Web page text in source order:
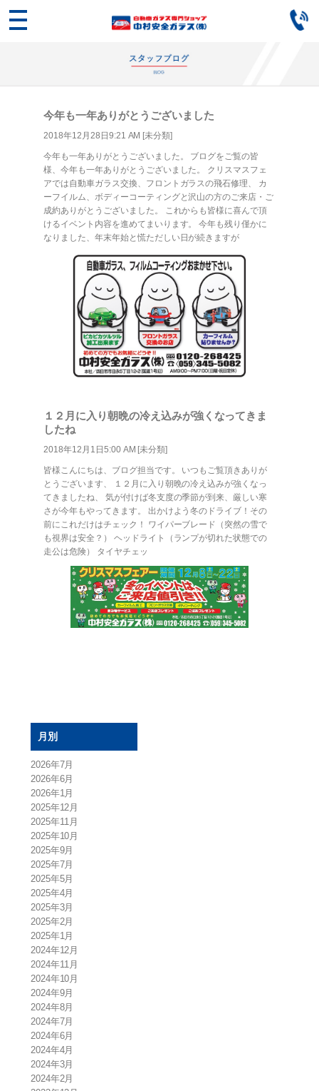
今年も一年ありがとうございました
2018年12月28日9:21 AM [未分類]
今年も一年ありがとうございました。 ブログをご覧の皆
様、今年も一年ありがとうございました。 クリスマスフェ
アでは自動車ガラス交換、フロントガラスの飛石修理、 カ
ーフイルム、ボディーコーティングと沢山の方のご来店・ご
成約ありがとうございました。 これからも皆様に喜んで頂
けるイベント内容を進めてまいります。 今年も残り僅かに
なりました、年末年始と慌ただしい日が続きますが
１２月に入り朝晩の冷え込みが強くなってきま
したね
2018年12月1日5:00 AM [未分類]
皆様こんにちは、ブログ担当です。 いつもご覧頂きありが
とうございます、 １２月に入り朝晩の冷え込みが強くなっ
てきましたね、 気が付けば冬支度の季節が到来、厳しい寒
さが今年もやってきます。 出かけよう冬のドライブ！その
前にこれだけはチェック！ ワイパーブレード（突然の雪で
も視界は安全？） ヘッドライト（ランプが切れた状態での
走公は危険） タイヤチェッ
月別
2026年7月
2026年6月
2026年1月
2025年12月
2025年11月
2025年10月
2025年9月
2025年7月
2025年5月
2025年4月
2025年3月
2025年2月
2025年1月
2024年12月
2024年11月
2024年10月
2024年9月
2024年8月
2024年7月
2024年6月
2024年4月
2024年3月
2024年2月